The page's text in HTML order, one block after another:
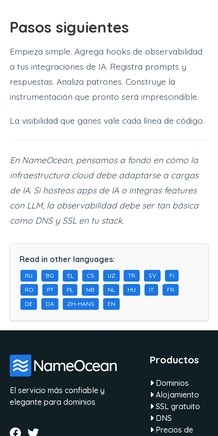
Pasos siguientes
Empieza simple. Agrega hooks de observabilidad
a tus integraciones de IA. Registra prompts y
respuestas. Analiza patrones. Construye la
instrumentación que pronto será imprescindible.
La visibilidad que ganes vale cada línea de código.
En NameOcean, pensamos a fondo en cómo la
infraestructura cloud debe adaptarse a cargas
de IA. Si hosteas apps de IA o integras features
con LLM, la observabilidad debe ser tan básica
como DNS y SSL en tu stack.
Read in other languages:
RU BG EL CS UZ TR SV
FI
RO
PT PL NB NL HU IT
FR
DE
DA ZH-HANS EN
El servicio más confiable y
elegante para dominios
Productos
Dominios
Alojamiento
SSL gratuito
DNS
Precios de